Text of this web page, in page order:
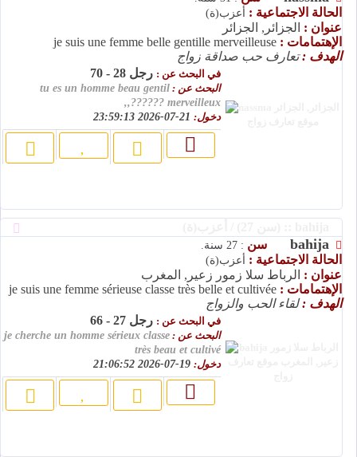
الحالة الاجتماعية : أعزب(ة)
عنوان : الجزائر, الجزائر
الإهتمامات : je suis une femme belle gentille merveilleuse
الهدف :تعارف حب صداقة زواج
في البحث عن : رجل 28 - 70
البحث عن : tu es un homme beau gentil
merveilleux ??????,,
دخول:
bahija سن : 27 سنة.
الحالة الاجتماعية : أعزب(ة)
عنوان : الرباط سلا زمور زعير, المغرب
الإهتمامات : je suis une femme sérieuse classe très belle et cultivée
الهدف :لقاء الحب والزواج
في البحث عن : رجل 27 - 66
البحث عن : je cherche un homme sérieux classe
très beau et cultivé
دخول: